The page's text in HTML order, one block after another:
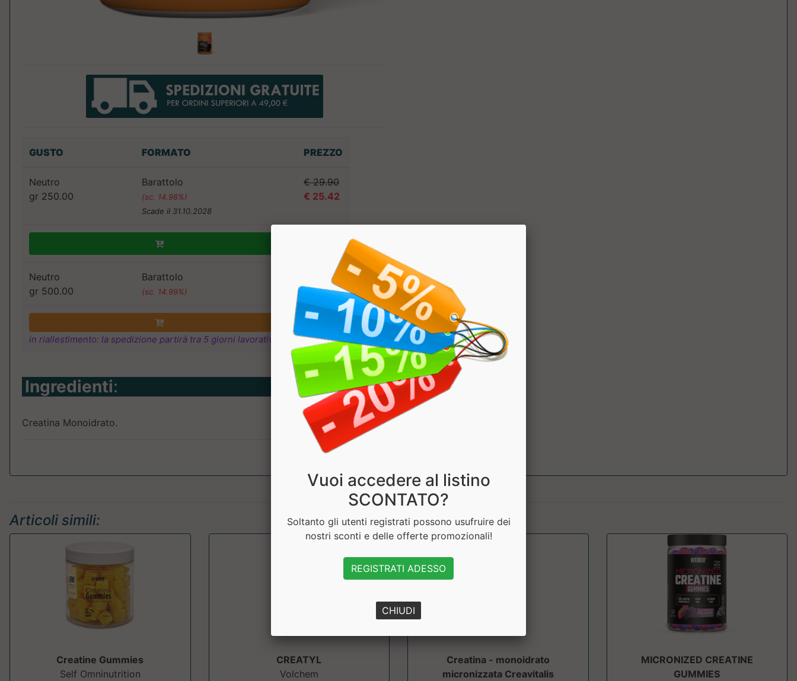
GUSTO FORMATO PREZZO
Neutro
gr 250.00
Barattolo
(sc. 14.98%)
Scade il 31.10.2028
€ 29.90
€ 25.42
Neutro
gr 500.00
Barattolo
(sc. 14.99%)
€ 49.90
€ 42.42
in riallestimento: la spedizione partirà tra 5 giorni lavorativi
Ingredienti:
Creatina Monoidrato.
Articoli simili:
Creatine Gummies
Self Omninutrition
CREATYL
Volchem
Creatina - monoidrato
micronizzata Creavitalis
MICRONIZED CREATINE
GUMMIES
Vuoi accedere al listino
SCONTATO?
Soltanto gli utenti registrati possono usufruire dei
nostri sconti e delle offerte promozionali!
REGISTRATI ADESSO
CHIUDI